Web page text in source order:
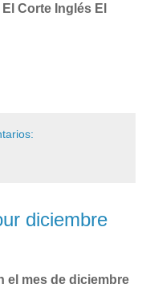
Corte Inglés El
diciembre
el mes de diciembre